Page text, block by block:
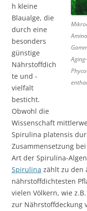
h kleine
Blaualge, die
durch eine
besonders
günstige
Nährstoffdich
te und -
vielfalt
besticht.
Obwohl die
Wissenschaft
Spirulina platensis
Zusammensetzung
Art der Spirulina-
Spirulina zählt zu den
nährstoffdichtesten
vielen Völkern, wie
zur Nährstoffdeckung